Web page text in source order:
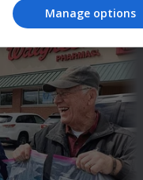
Manage options